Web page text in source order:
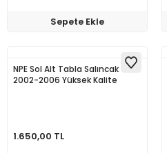
Sepete Ekle
NPE Sol Alt Tabla Salıncak Crv
2002-2006 Yüksek Kalite
1.650,00 TL